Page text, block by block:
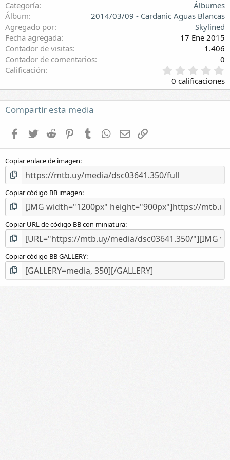
Categoría
Álbumes
Álbum
2014/03/09 - Cardanic Aguas Blancas
Agregado por
Skylined
Fecha agregada
17 Ene 2015
Contador de visitas
1.406
Contador de comentarios
0
Calificación
,
0
0
l
(
)
0 calificaciones
Compartir esta media
Facebook
Twitter Reddit PinterestTumblr WhatsApp
E-mail
Copiar enlace de imagen
Copiar código BB imagen
Copiar URL de código BB con miniatura
Copiar código BB GALLERY